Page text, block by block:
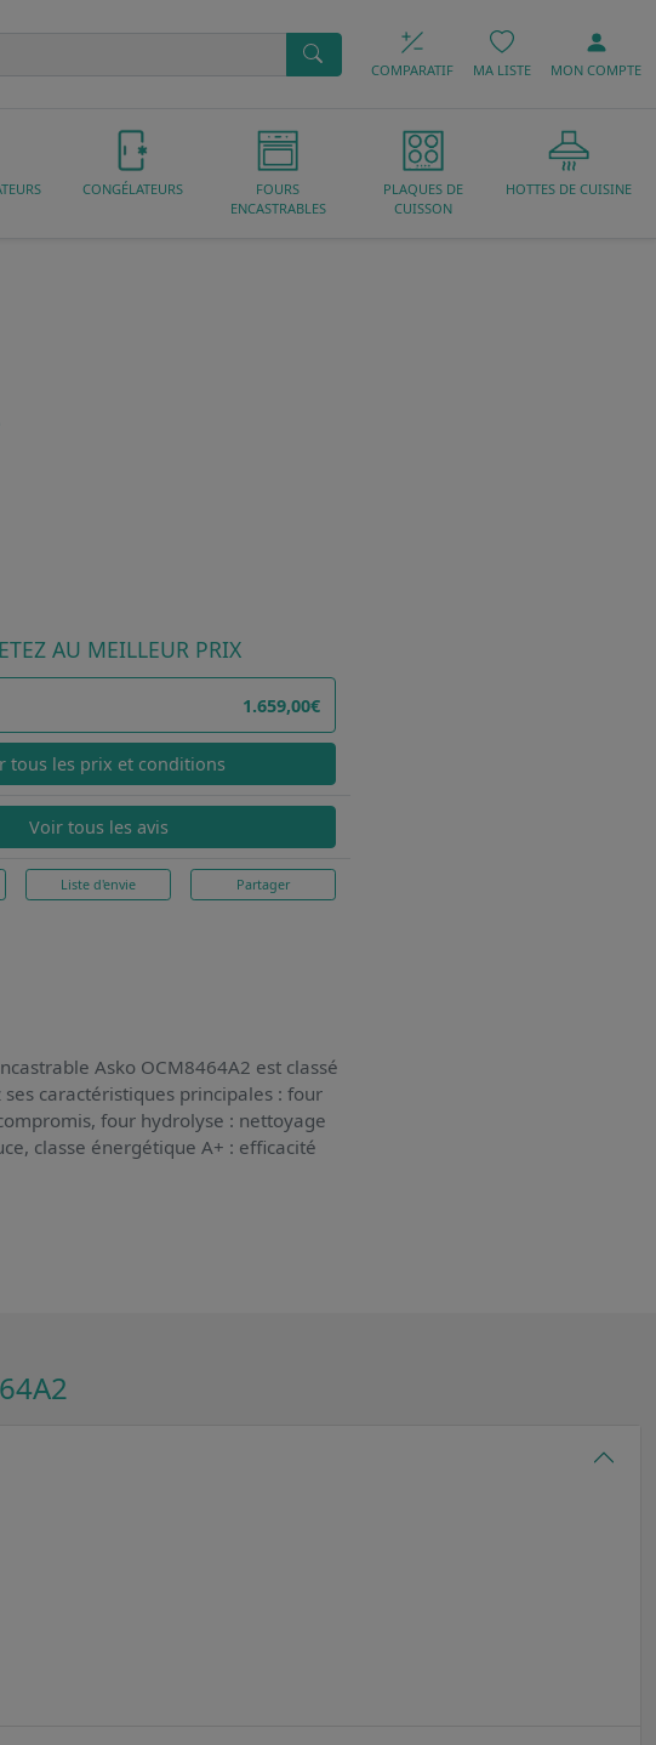
COMPARATIF MA LISTE MON COMPTE
CONGÉLATEURS
FOURS
ENCASTRABLES
PLAQUES DE
CUISSON
HOTTES DE CUISINE
AU MEILLEUR PRIX
1.659,00€
tous les prix et conditions
Voir tous les avis
Liste d'envie Partager
Asko OCM8464A2 est classé
ses caractéristiques principales : four
four hydrolyse : nettoyage
classe énergétique A+ : efficacité